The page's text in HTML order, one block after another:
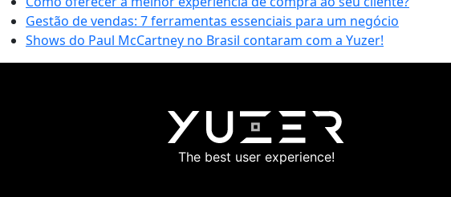
Gestão de vendas: 7 ferramentas essenciais para um negócio
Shows do Paul McCartney no Brasil contaram com a Yuzer!
The best user experience!